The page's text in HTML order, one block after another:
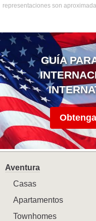
representaciones son
GUÍA
Aventura
Casas
Apartamentos
Townhomes